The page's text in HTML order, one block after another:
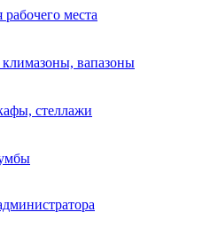
рабочего места
вапазоны
стеллажи